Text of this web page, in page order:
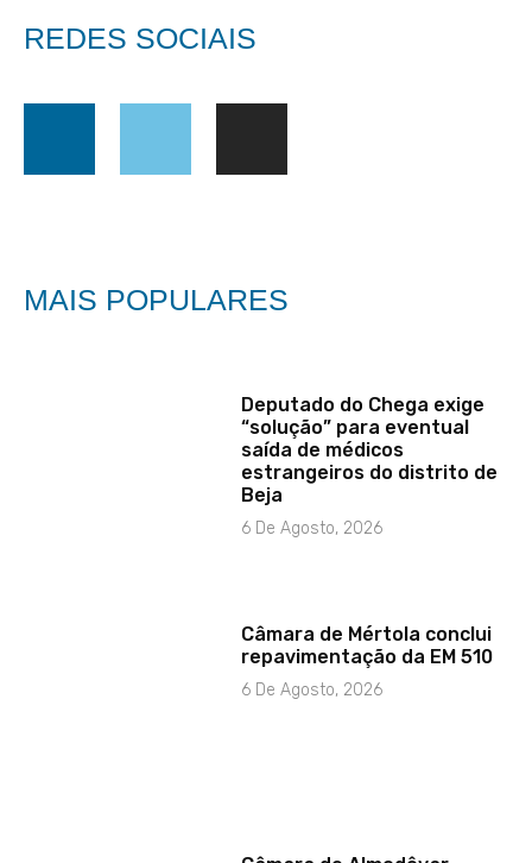
REDES SOCIAIS
MAIS POPULARES
Deputado do Chega exige
“solução” para eventual
saída de médicos
estrangeiros do distrito de
Beja
6 De Agosto, 2026
Câmara de Mértola conclui
repavimentação da EM 510
6 De Agosto, 2026